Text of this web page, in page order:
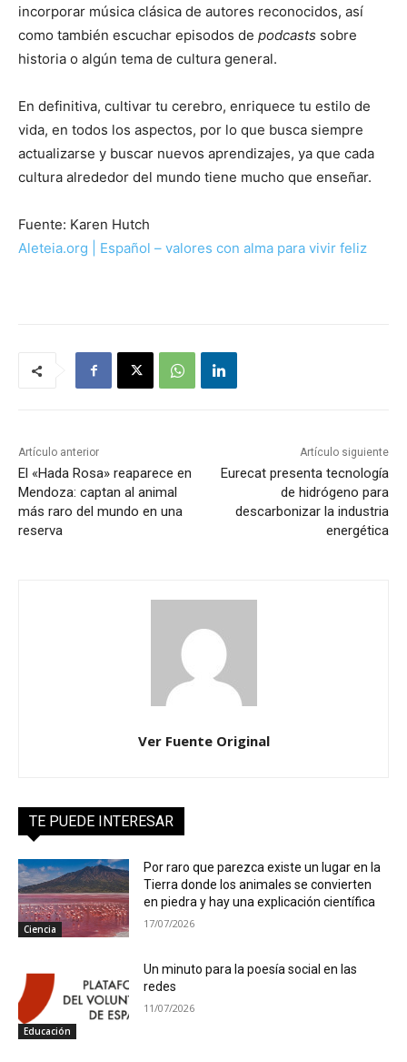
incorporar música clásica de autores reconocidos, así
como también escuchar episodos de podcasts sobre
historia o algún tema de cultura general.
En definitiva, cultivar tu cerebro, enriquece tu estilo de
vida, en todos los aspectos, por lo que busca siempre
actualizarse y buscar nuevos aprendizajes, ya que cada
cultura alrededor del mundo tiene mucho que enseñar.
Fuente: Karen Hutch
Aleteia.org | Español – valores con alma para vivir feliz
Artículo anterior
El «Hada Rosa» reaparece en
Mendoza: captan al animal
más raro del mundo en una
reserva
Artículo siguiente
Eurecat presenta tecnología
de hidrógeno para
descarbonizar la industria
energética
Ver Fuente Original
TE PUEDE INTERESAR
Ciencia
Por raro que parezca existe un lugar en la
Tierra donde los animales se convierten
en piedra y hay una explicación científica
17/07/2026
Educación
Un minuto para la poesía social en las
redes
11/07/2026